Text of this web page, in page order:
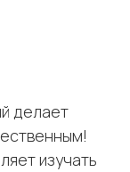
делает
изучать